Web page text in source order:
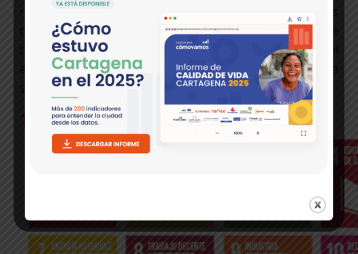
• Exigir a los gobiernos, dirigentes locales y otros
responsables de la adopción de decisiones, que
rindan cuentas por su compromiso de mejorar el
acceso de las personas a la salud y la asistencia
sanitaria.
17 Objetivos de desarrollo Sostenible